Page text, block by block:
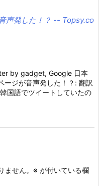
声発した！？ -- Topsy.co
by gadget, Google 日本
ジが音声発した！？: 翻訳
国語でツイートしていたの
ません。 ※ が付いている欄